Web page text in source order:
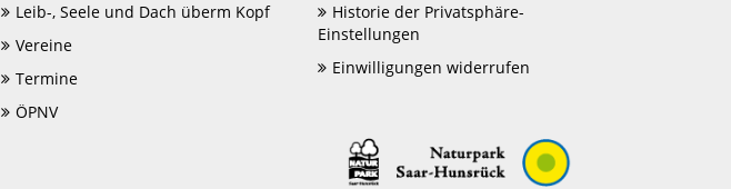
Leib-, Seele und Dach überm Kopf
Vereine
Termine
ÖPNV
Historie der Privatsphäre-
Einstellungen
Einwilligungen widerrufen